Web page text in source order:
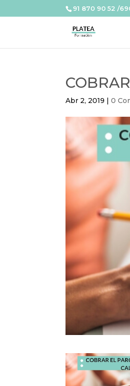
91 870 90 52 /
Abr 2, 2019 |0